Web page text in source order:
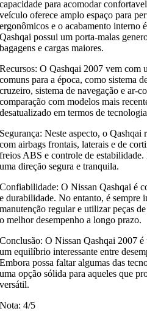
capacidade para acomodar
veículo oferece amplo espaço para
ergonômicos e o acabamento interno
Qashqai possui um porta-malas
bagagens e cargas maiores.
Recursos: O Qashqai 2007 vem com
comuns para a época, como sistema
cruzeiro, sistema de navegação e ar-
comparação com modelos mais
desatualizado em termos de
Segurança: Neste aspecto, o Qashqai
com airbags frontais, laterais e de
freios ABS e controle de estabilidade.
uma direção segura e tranquila.
Confiabilidade: O Nissan Qashqai é
e durabilidade. No entanto, é sempre
manutenção regular e utilizar peças
o melhor desempenho a longo prazo.
Conclusão: O Nissan Qashqai 2007
um equilíbrio interessante entre
Embora possa faltar algumas das
uma opção sólida para aqueles que
versátil.
Nota: 4/5